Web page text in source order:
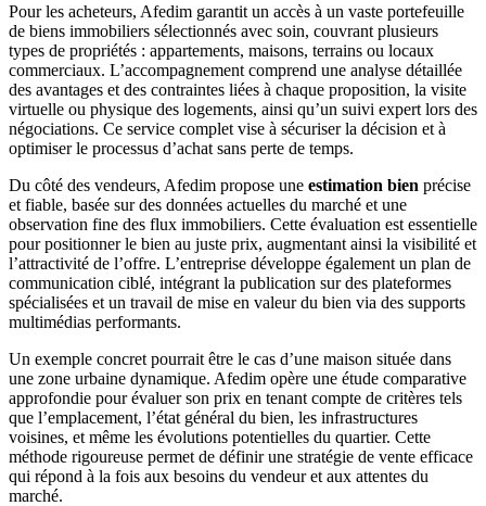
Pour les acheteurs, Afedim garantit un accès à un vaste portefeuille
de biens immobiliers sélectionnés avec soin, couvrant plusieurs
types de propriétés : appartements, maisons, terrains ou locaux
commerciaux. L’accompagnement comprend une analyse détaillée
des avantages et des contraintes liées à chaque proposition, la visite
virtuelle ou physique des logements, ainsi qu’un suivi expert lors des
négociations. Ce service complet vise à sécuriser la décision et à
optimiser le processus d’achat sans perte de temps.
Du côté des vendeurs, Afedim propose une estimation bien précise
et fiable, basée sur des données actuelles du marché et une
observation fine des flux immobiliers. Cette évaluation est essentielle
pour positionner le bien au juste prix, augmentant ainsi la visibilité et
l’attractivité de l’offre. L’entreprise développe également un plan de
communication ciblé, intégrant la publication sur des plateformes
spécialisées et un travail de mise en valeur du bien via des supports
multimédias performants.
Un exemple concret pourrait être le cas d’une maison située dans
une zone urbaine dynamique. Afedim opère une étude comparative
approfondie pour évaluer son prix en tenant compte de critères tels
que l’emplacement, l’état général du bien, les infrastructures
voisines, et même les évolutions potentielles du quartier. Cette
méthode rigoureuse permet de définir une stratégie de vente efficace
qui répond à la fois aux besoins du vendeur et aux attentes du
marché.